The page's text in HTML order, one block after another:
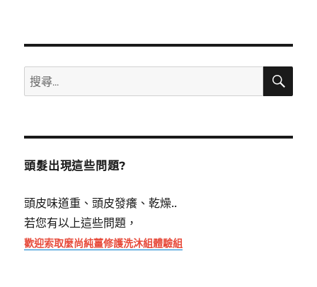
搜
尋
鍵
搜
頭髮出現這些問題?
頭皮味道重、頭皮發癢、乾燥..
若您有以上這些問題，
歡迎索取麼尚純薑修護洗沐組體驗組